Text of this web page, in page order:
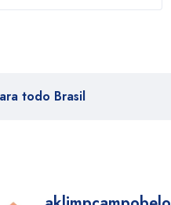
todo Brasil